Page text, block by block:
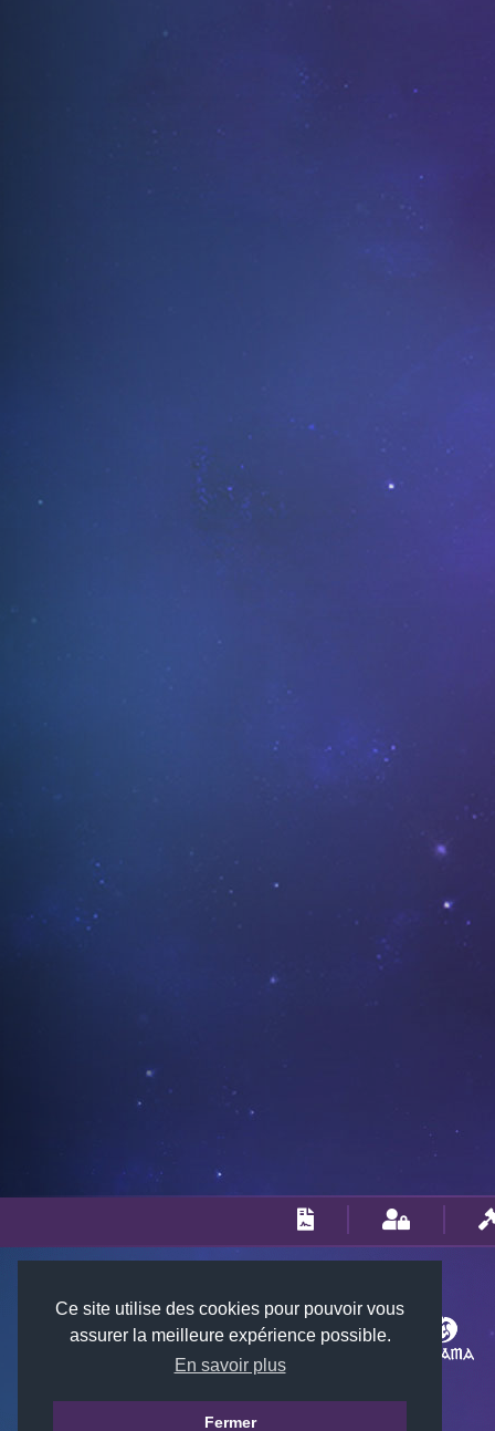
Ce site utilise des cookies pour pouvoir vous
assurer la meilleure expérience possible.
En savoir plus
Fermer